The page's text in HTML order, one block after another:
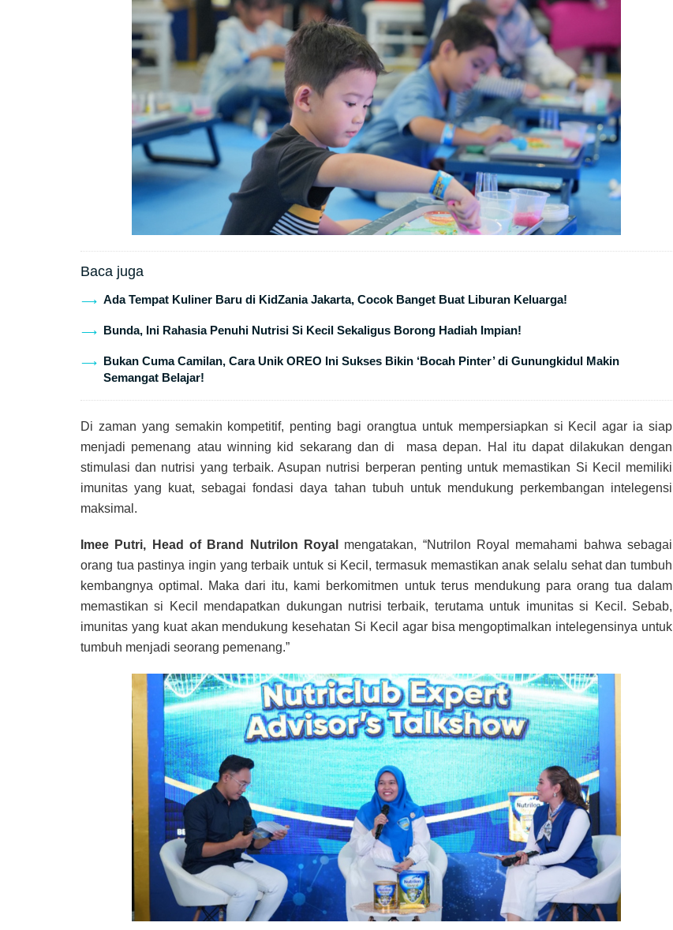
Baca juga
Ada Tempat Kuliner Baru di KidZania Jakarta, Cocok Banget Buat Liburan Keluarga!
Bunda, Ini Rahasia Penuhi Nutrisi Si Kecil Sekaligus Borong Hadiah Impian!
Bukan Cuma Camilan, Cara Unik OREO Ini Sukses Bikin ‘Bocah Pinter’ di Gunungkidul Makin
Semangat Belajar!
Di zaman yang semakin kompetitif, penting bagi orangtua untuk mempersiapkan si Kecil agar ia siap
menjadi pemenang atau winning kid sekarang dan di masa depan. Hal itu dapat dilakukan dengan
stimulasi dan nutrisi yang terbaik. Asupan nutrisi berperan penting untuk memastikan Si Kecil memiliki
imunitas yang kuat, sebagai fondasi daya tahan tubuh untuk mendukung perkembangan intelegensi
maksimal.
Imee Putri, Head of Brand Nutrilon Royal mengatakan, “Nutrilon Royal memahami bahwa sebagai
orang tua pastinya ingin yang terbaik untuk si Kecil, termasuk memastikan anak selalu sehat dan tumbuh
kembangnya optimal. Maka dari itu, kami berkomitmen untuk terus mendukung para orang tua dalam
memastikan si Kecil mendapatkan dukungan nutrisi terbaik, terutama untuk imunitas si Kecil. Sebab,
imunitas yang kuat akan mendukung kesehatan Si Kecil agar bisa mengoptimalkan intelegensinya untuk
tumbuh menjadi seorang pemenang.”